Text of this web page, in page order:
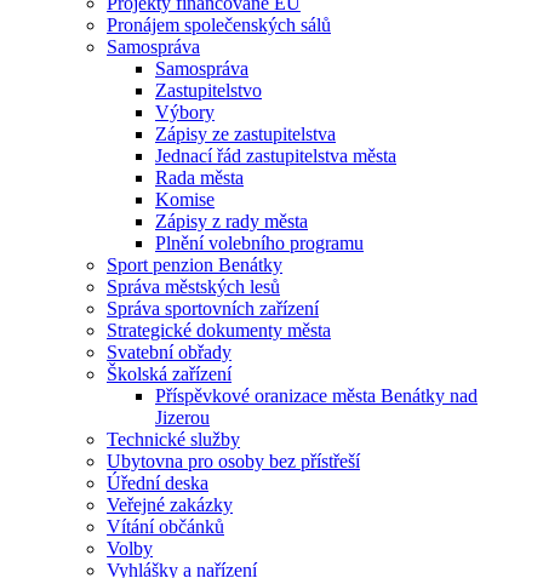
Pronájem společenských sálů
Samospráva
Samospráva
Zastupitelstvo
Výbory
Zápisy ze zastupitelstva
Jednací řád zastupitelstva města
Rada města
Komise
Zápisy z rady města
Plnění volebního programu
Sport penzion Benátky
Správa městských lesů
Správa sportovních zařízení
Strategické dokumenty města
Svatební obřady
Školská zařízení
Příspěvkové oranizace města Benátky nad
Jizerou
Technické služby
Ubytovna pro osoby bez přístřeší
Úřední deska
Veřejné zakázky
Vítání občánků
Volby
Vyhlášky a nařízení